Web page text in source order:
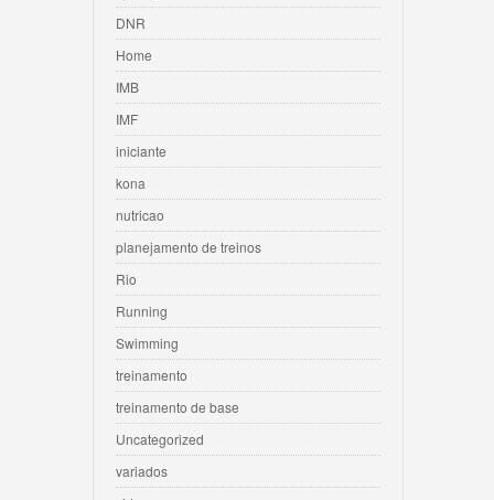
DNR
Home
IMB
IMF
iniciante
kona
nutricao
planejamento de treinos
Rio
Running
Swimming
treinamento
treinamento de base
Uncategorized
variados